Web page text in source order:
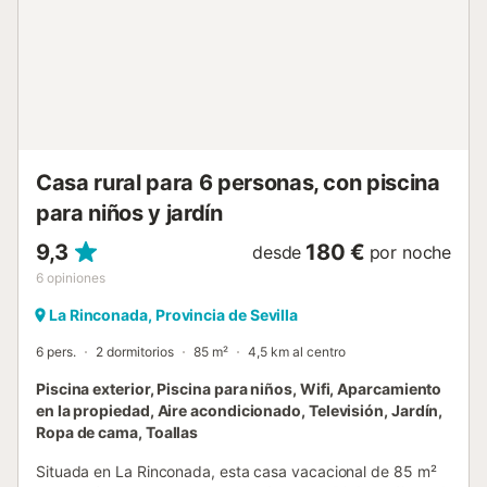
Casa rural para 6 personas, con piscina
para niños y jardín
9,3
6 opiniones
desde 180 € por noche
La Rinconada, Provincia de Sevilla
6 pers. 2 dormitorios 85 m² 4,5 km al centro
Piscina exterior, Piscina para niños, Wifi, Aparcamiento
en la propiedad, Aire acondicionado, Televisión, Jardín,
Ropa de cama, Toallas
Situada en La Rinconada, esta casa vacacional de 85 m²